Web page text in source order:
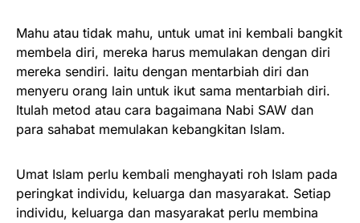
Mahu atau tidak mahu, untuk umat ini kembali bangkit
membela diri, mereka harus memulakan dengan diri
mereka sendiri. Iaitu dengan mentarbiah diri dan
menyeru orang lain untuk ikut sama mentarbiah diri.
Itulah metod atau cara bagaimana Nabi SAW dan
para sahabat memulakan kebangkitan Islam.
Umat Islam perlu kembali menghayati roh Islam pada
peringkat individu, keluarga dan masyarakat. Setiap
individu, keluarga dan masyarakat perlu membina